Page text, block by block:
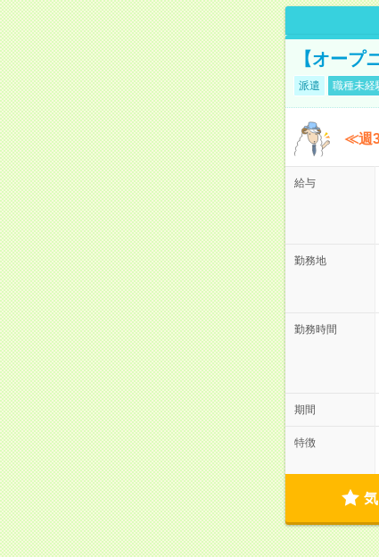
【オープ
派遣 職種未経
≪週3
給与
勤務地
勤務時間
期間
特徴